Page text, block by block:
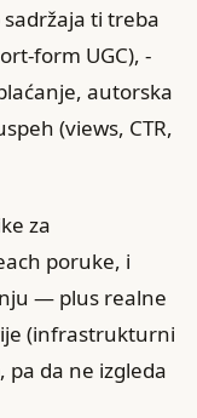
ti treba
form UGC), -
autorska
(views, CTR,
za
poruke, i
— plus realne
(infrastrukturni
da ne izgleda